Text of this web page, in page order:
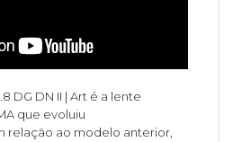
DG DN II | Art é a lente
que evoluiu
relação ao modelo anterior,